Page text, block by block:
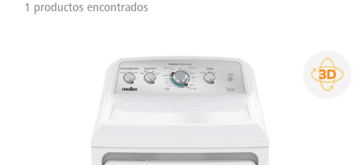
1 productos encontrados